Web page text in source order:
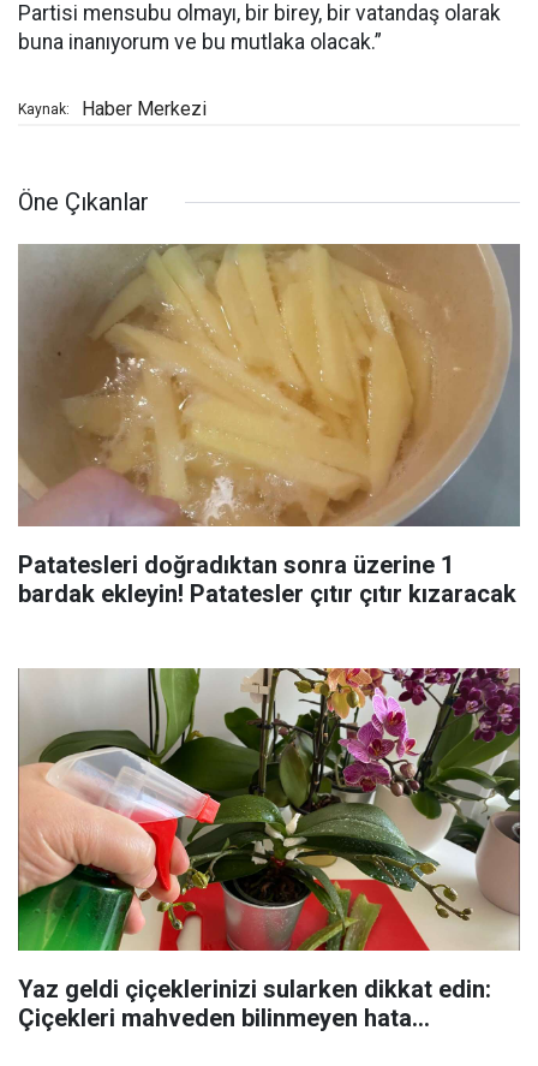
Partisi mensubu olmayı, bir birey, bir vatandaş olarak
buna inanıyorum ve bu mutlaka olacak.”
Kaynak: Haber Merkezi
Öne Çıkanlar
Patatesleri doğradıktan sonra üzerine 1
bardak ekleyin! Patatesler çıtır çıtır kızaracak
Yaz geldi çiçeklerinizi sularken dikkat edin:
Çiçekleri mahveden bilinmeyen hata...